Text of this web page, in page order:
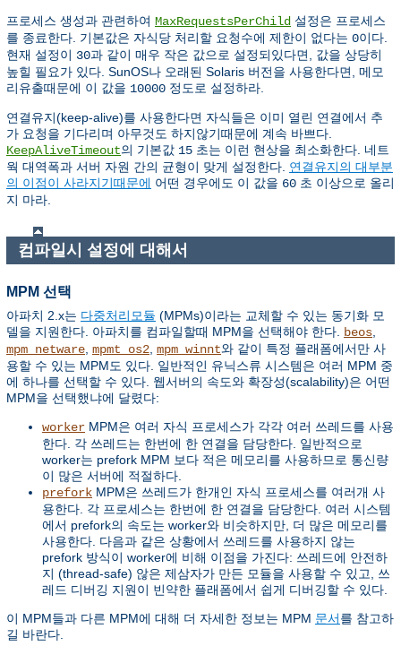
프로세스 생성과 관련하여 MaxRequestsPerChild 설정은 프로세스
를 종료한다. 기본값은 자식당 처리할 요청수에 제한이 없다는 0이다.
현재 설정이 30과 같이 매우 작은 값으로 설정되있다면, 값을 상당히
높힐 필요가 있다. SunOS나 오래된 Solaris 버전을 사용한다면, 메모
리유출때문에 이 값을 10000 정도로 설정하라.
연결유지(keep-alive)를 사용한다면 자식들은 이미 열린 연결에서 추
가 요청을 기다리며 아무것도 하지않기때문에 계속 바쁘다.
KeepAliveTimeout의 기본값 15 초는 이런 현상을 최소화한다. 네트
웍 대역폭과 서버 자원 간의 균형이 맞게 설정한다. 연결유지의 대부분
의 이점이 사라지기때문에 어떤 경우에도 이 값을 60 초 이상으로 올리
지 마라.
컴파일시 설정에 대해서
MPM 선택
아파치 2.x는 다중처리모듈 (MPMs)이라는 교체할 수 있는 동기화 모
델을 지원한다. 아파치를 컴파일할때 MPM을 선택해야 한다.
beos
mpm_netware mpmt_os2 mpm_winnt와 같이 특정 플래폼에서만 사
용할 수 있는 MPM도 있다. 일반적인 유닉스류 시스템은 여러 MPM 중
에 하나를 선택할 수 있다. 웹서버의 속도와 확장성(scalability)은 어떤
MPM을 선택했냐에 달렸다:
worker MPM은 여러 자식 프로세스가 각각 여러 쓰레드를 사용
한다. 각 쓰레드는 한번에 한 연결을 담당한다. 일반적으로
worker는 prefork MPM 보다 적은 메모리를 사용하므로 통신량
이 많은 서버에 적절하다.
prefork MPM은 쓰레드가 한개인 자식 프로세스를 여러개 사
용한다. 각 프로세스는 한번에 한 연결을 담당한다. 여러 시스템
에서 prefork의 속도는 worker와 비슷하지만, 더 많은 메모리를
사용한다. 다음과 같은 상황에서 쓰레드를 사용하지 않는
prefork 방식이 worker에 비해 이점을 가진다: 쓰레드에 안전하
지 (thread-safe) 않은 제삼자가 만든 모듈을 사용할 수 있고, 쓰
레드 디버깅 지원이 빈약한 플래폼에서 쉽게 디버깅할 수 있다.
이 MPM들과 다른 MPM에 대해 더 자세한 정보는 MPM 문서를 참고하
길 바란다.